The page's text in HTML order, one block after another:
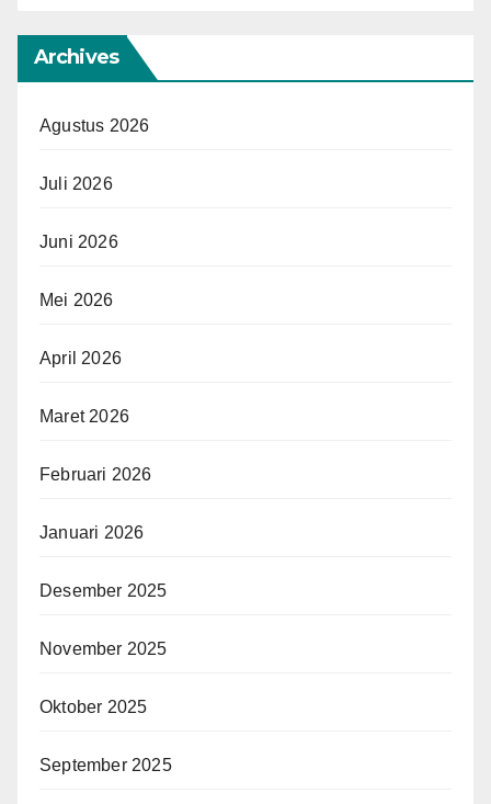
Archives
Agustus 2026
Juli 2026
Juni 2026
Mei 2026
April 2026
Maret 2026
Februari 2026
Januari 2026
Desember 2025
November 2025
Oktober 2025
September 2025